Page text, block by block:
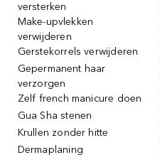
versterken
Make-upvlekken
verwijderen
Gerstekorrels verwijderen
Gepermanent haar
verzorgen
Zelf french manicure doen
Gua Sha stenen
Krullen zonder hitte
Dermaplaning